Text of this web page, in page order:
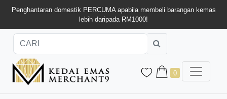
Penghantaran domestik PERCUMA apabila membeli barangan kemas
lebih daripada RM1000!
0